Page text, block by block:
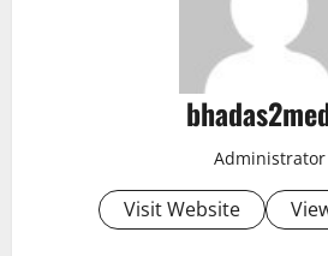
Administrator
Visit Website